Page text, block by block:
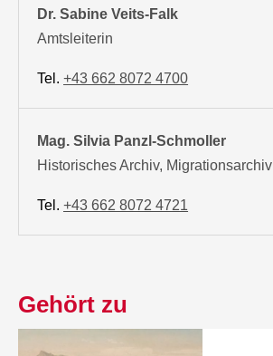
Dr. Sabine Veits-Falk
Amtsleiterin
Tel.+43 662 8072 4700
Mag. Silvia Panzl-Schmoller
Historisches Archiv, Migrationsarchiv
Tel.+43 662 8072 4721
Gehört zu